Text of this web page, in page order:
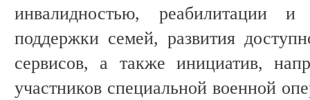
инвалидностью, реабилитации и
поддержки семей, развития
сервисов, а также инициатив,
участников специальной военной